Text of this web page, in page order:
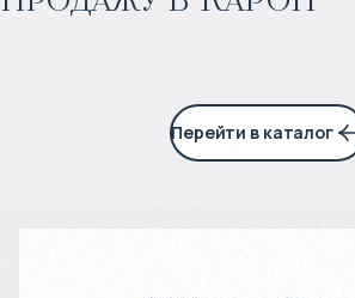
Перейти в каталог